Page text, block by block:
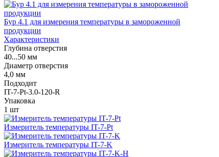
Бур 4.1 для измерения температуры в замороженной
продукции
Характеристики
Глубина отверстия
40...50 мм
Диаметр отверстия
4,0 мм
Подходит
IT-7-Pt-3.0-120-R
Упаковка
1 шт
Измеритель температуры IT-7-Pt
Измеритель температуры IT-7-K